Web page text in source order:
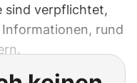
sind verpflichtet,
rund